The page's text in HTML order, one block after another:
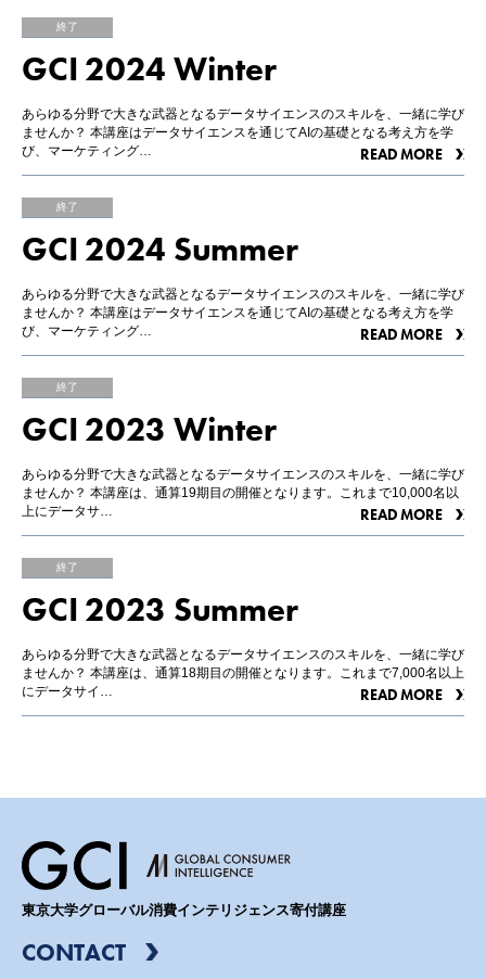
終了
GCI 2024 Winter
あらゆる分野で大きな武器となるデータサイエンスのスキルを、一緒に学び
ませんか？ 本講座はデータサイエンスを通じてAIの基礎となる考え方を学
び、マーケティング…
READ MORE
終了
GCI 2024 Summer
あらゆる分野で大きな武器となるデータサイエンスのスキルを、一緒に学び
ませんか？ 本講座はデータサイエンスを通じてAIの基礎となる考え方を学
び、マーケティング…
READ MORE
終了
GCI 2023 Winter
あらゆる分野で大きな武器となるデータサイエンスのスキルを、一緒に学び
ませんか？ 本講座は、通算19期目の開催となります。これまで10,000名以
上にデータサ…
READ MORE
終了
GCI 2023 Summer
あらゆる分野で大きな武器となるデータサイエンスのスキルを、一緒に学び
ませんか？ 本講座は、通算18期目の開催となります。これまで7,000名以上
にデータサイ…
READ MORE
東京大学グローバル消費インテリジェンス寄付講座
CONTACT